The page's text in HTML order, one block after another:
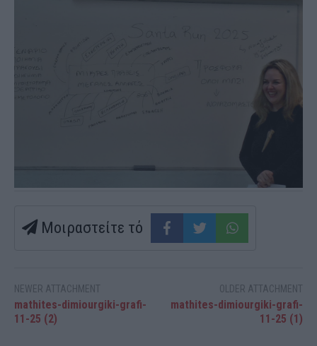
Μοιραστείτε τό
NEWER ATTACHMENT
mathites-dimiourgiki-grafi-
11-25 (2)
OLDER ATTACHMENT
mathites-dimiourgiki-grafi-
11-25 (1)